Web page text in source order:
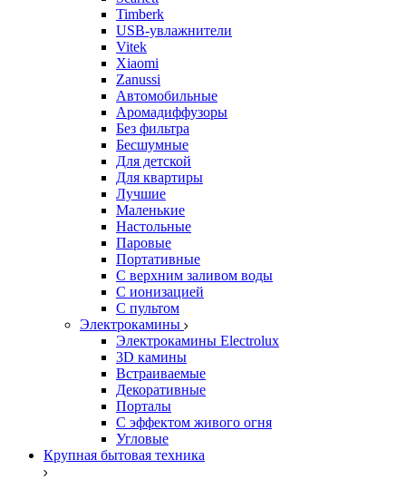
Timberk
USB-увлажнители
Vitek
Xiaomi
Zanussi
Автомобильные
Аромадиффузоры
Без фильтра
Бесшумные
Для детской
Для квартиры
Лучшие
Маленькие
Настольные
Паровые
Портативные
С верхним заливом воды
С ионизацией
С пультом
Электрокамины
Электрокамины Electrolux
3D камины
Встраиваемые
Декоративные
Порталы
С эффектом живого огня
Угловые
Крупная бытовая техника